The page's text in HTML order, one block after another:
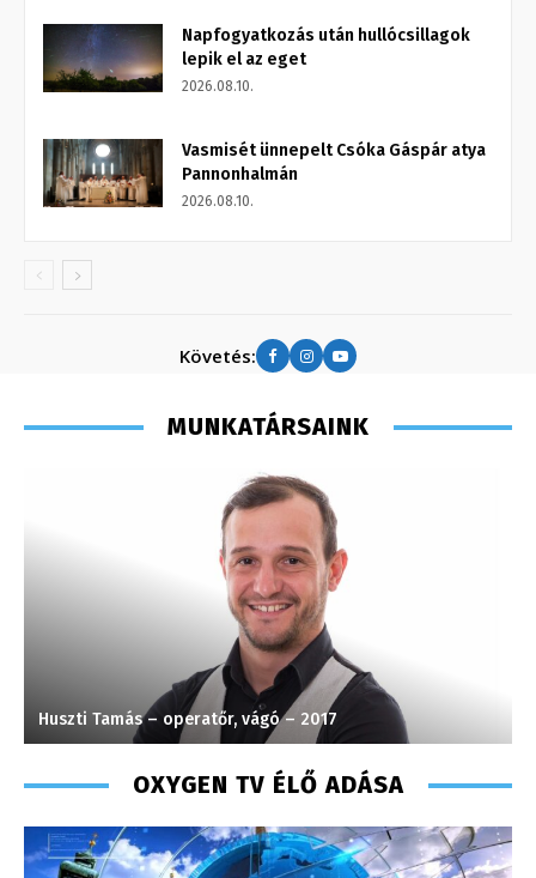
Napfogyatkozás után hullócsillagok
lepik el az eget
2026.08.10.
Vasmisét ünnepelt Csóka Gáspár atya
Pannonhalmán
2026.08.10.
Követés:
MUNKATÁRSAINK
Tóth Bálint – operatőr-vágó – 2009
OXYGEN TV ÉLŐ ADÁSA